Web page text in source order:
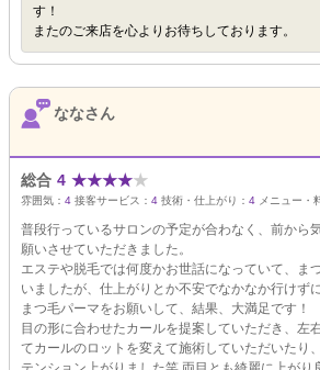
す！
またのご来店を心よりお待ちしております。
ななさん
総合 4 ★★★★★
雰囲気： 4 接客サービス： 4 技術・仕上がり： 4 メニュー・
普段行っているサロンの予定が合わなく、前から
願いさせていただきました。
エステや脱毛では何度かお世話になっていて、ま
いましたが、仕上がりとか不安でなかなか行けず
まつ毛パーマをお願いして、結果、大満足です！
目の形に合わせたカールを提案していただき、左
てカールのロットを変えて施術していただいたり